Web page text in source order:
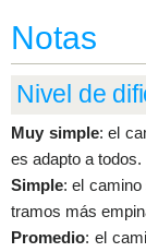
Notas
Nivel de
Muy simple: el
es adapto a todos.
Simple: el
tramos más
Promedio: el